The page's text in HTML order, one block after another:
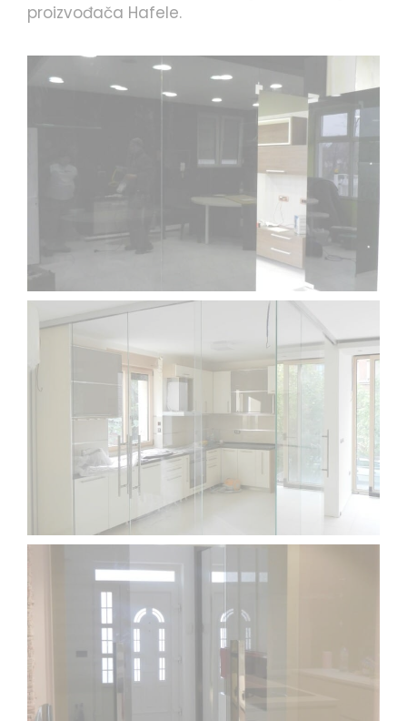
proizvođača Hafele.